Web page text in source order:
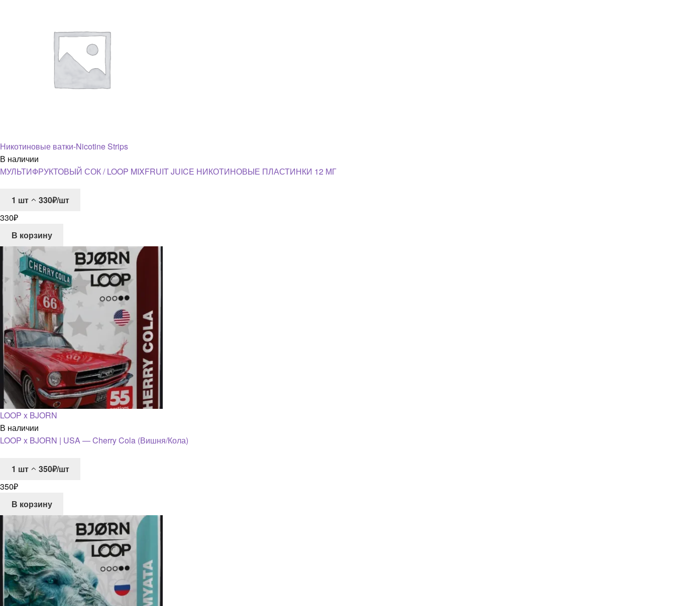
Никотиновые ватки-Nicotine Strips
В наличии
МУЛЬТИФРУКТОВЫЙ СОК / LOOP MIXFRUIT JUICE НИКОТИНОВЫЕ ПЛАСТИНКИ 12 МГ
1 шт
330₽/шт
330₽
В корзину
LOOP x BJORN
В наличии
LOOP x BJORN | USA — Cherry Cola (Вишня/Кола)
1 шт
350₽/шт
350₽
В корзину